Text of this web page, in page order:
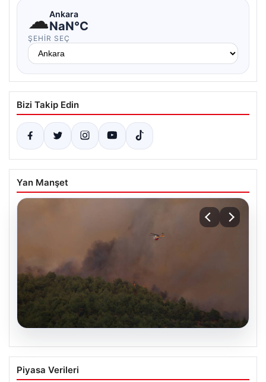
☁Ankara
NaN°C
ŞEHIR SEÇ
Bizi Takip Edin
Yan Manşet
08.08.2026
Bursa’da orman yangını! Müdahale
başlatıldı…
Piyasa Verileri